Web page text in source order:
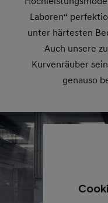
Laboren“
unter härtesten
Auch unsere
Kurvenräuber
genauso